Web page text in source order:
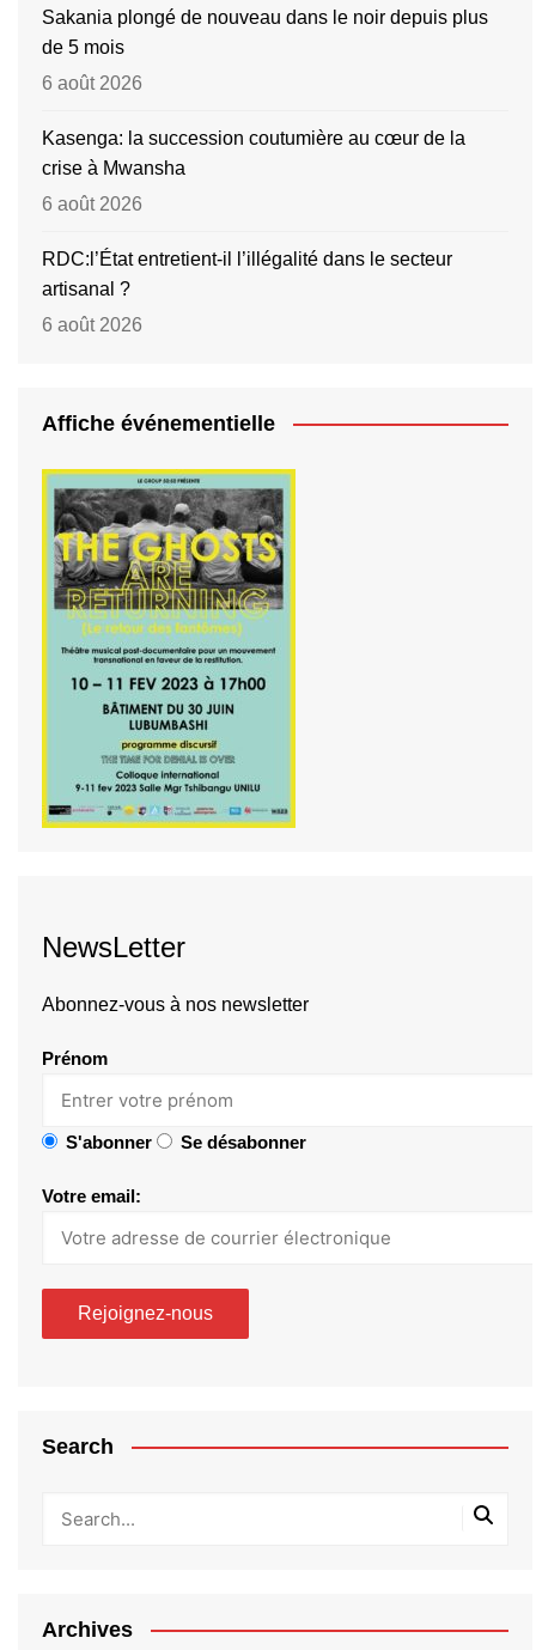
Sakania plongé de nouveau dans le noir depuis plus
de 5 mois
6 août 2026
Kasenga: la succession coutumière au cœur de la
crise à Mwansha
6 août 2026
RDC:l’État entretient-il l’illégalité dans le secteur
artisanal ?
6 août 2026
Affiche événementielle
NewsLetter
Abonnez-vous à nos newsletter
Prénom
S'abonner Se désabonner
Votre email:
Search
Archives